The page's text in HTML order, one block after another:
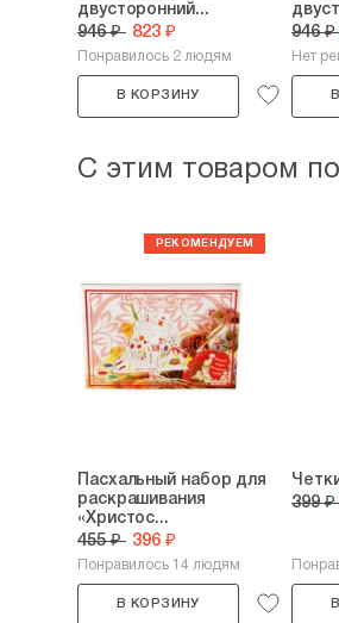
двусторонний...
946 ₽ 823 ₽
Понравилось 2 людям
В КОРЗИНУ
946 ₽
Нет
С этим товаром
Пасхальный набор для
раскрашивания
«Христос...
455 ₽ 396 ₽
Понравилось 14 людям
В КОРЗИНУ
399 ₽